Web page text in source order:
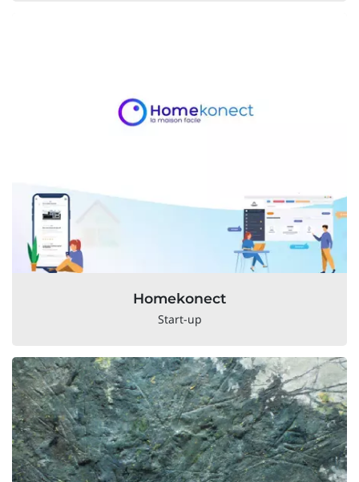
Homekonect
Start-up